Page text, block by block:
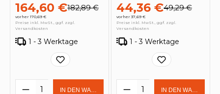
164,60 €182,89 €
vorher 170,69 €
Preise inkl. MwSt., ggf. zzgl.
Versandkosten
1 - 3 Werktage
Produkt Anzahl: Gib den
IN DEN WARENKORB
44,36 €49,29 €
vorher 37,69 €
Preise inkl. MwSt., ggf. zzgl.
Versandkosten
1 - 3 Werktage
Produkt Anzahl:
IN DEN